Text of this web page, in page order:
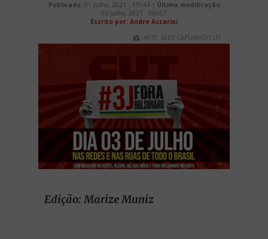
Publicado: 01 Julho, 2021 - 11h44 | Última modificação:
03 Julho, 2021 - 09h57
Escrito por: Andre Accarini
ARTE: ALEX CAPUANO/CUT
Edição: Marize Muniz